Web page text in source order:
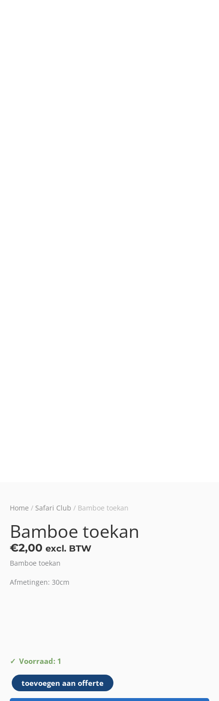
Home / Safari Club / Bamboe toekan
Bamboe toekan
€2,00 excl. BTW
Bamboe toekan
Afmetingen: 30cm
Voorraad: 1
Bamboe
toekan
aantaltoevoegen aan offerte